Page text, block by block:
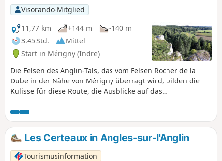
aus begonnen werden, indem man zu Fuß in
Richtung Champ Cornu geht und am Ende
der Rue Ernest Dupont links abbiegt, anstatt
auf dem Rückweg rechts abzubiegen.
Visorando-Mitglied
11,77 km
+144 m
-140 m
3:45 Std.
Mittel
Start in Mérigny (Indre)
Die Felsen des Anglin-Tals, das vom Felsen Rocher de la
Dube in der Nähe von Mérigny überragt wird, bilden die
Kulisse für diese Route, die Ausblicke auf das
Trockenmauern gesäumten Pfaden folgt. In der Nähe von
Rives können Sie auch die Grotte du Rocher Saint-Berthomé
entdecken, ein weiteres Überbleibsel des früheren
Kalksteinabbaus zur Herstellung von Sarkophagen, sowie
die geheimnisvolle Stätte der ehemaligen Mühle von Braud.
Les Certeaux in Angles-sur-l'Anglin
Tourismusinformation